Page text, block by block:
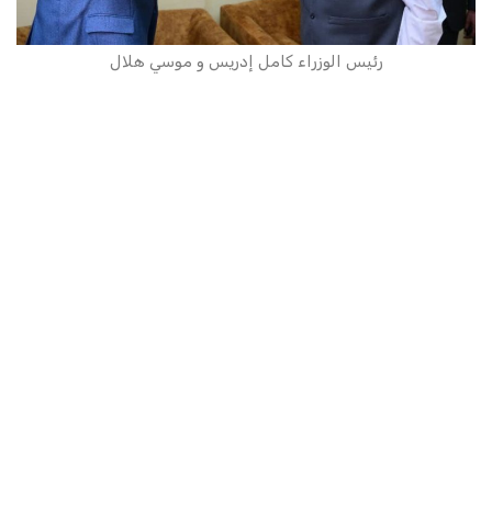
رئيس الوزراء كامل إدريس و موسي هلال